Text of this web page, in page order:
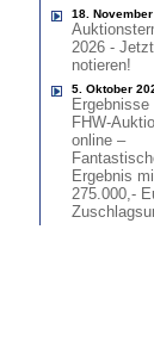
18.
2026 - Jetzt
notieren!
5. Oktober
Ergebnisse
FHW-
online –
Ergebnis
275.000,-